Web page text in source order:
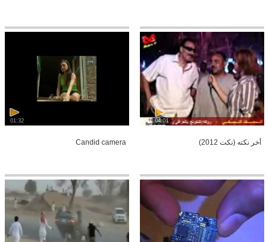
04:01
أخر نكته (نكت 2012)
01:32
Candid camera